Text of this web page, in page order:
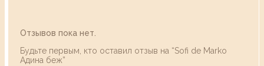
Отзывов пока нет.
Будьте первым, кто оставил отзыв на “Sofi de Marko
Адина беж”